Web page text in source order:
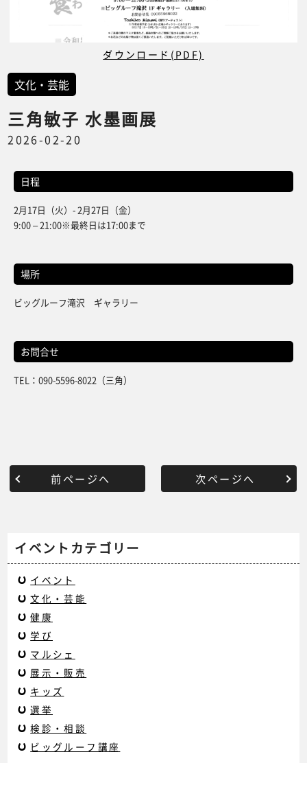
ダウンロード(PDF)
文化・芸能
三角敏子 水墨画展
2026-02-20
日程
2月17日（火）- 2月27日（金）
9:00 – 21:00※最終日は17:00まで
場所
ビッグルーフ滝沢 ギャラリー
お問合せ
TEL：090-5596-8022（三角）
前ページへ 次ページへ
イベントカテゴリー
イベント
文化・芸能
健康
学び
マルシェ
展示・販売
キッズ
選挙
検診・相談
ビッグルーフ講座